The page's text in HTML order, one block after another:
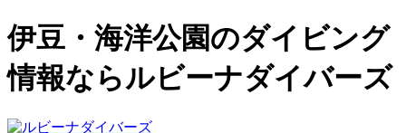
伊豆・海洋公園のダイビング
情報ならルビーナダイバーズ